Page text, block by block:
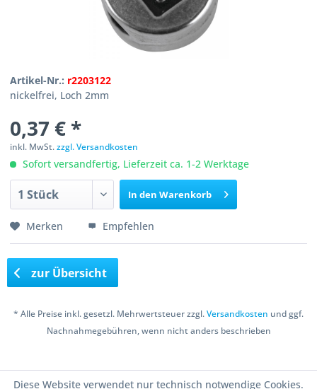
Artikel-Nr.: r2203122
nickelfrei, Loch 2mm
0,37 € *
inkl. MwSt.zzgl. Versandkosten
Sofort versandfertig, Lieferzeit ca. 1-2 Werktage
In den Warenkorb
Merken Empfehlen
zur Übersicht
* Alle Preise inkl. gesetzl. Mehrwertsteuer zzgl.Versandkosten und ggf.
Nachnahmegebühren, wenn nicht anders beschrieben
Diese Website verwendet nur technisch notwendige Cookies.